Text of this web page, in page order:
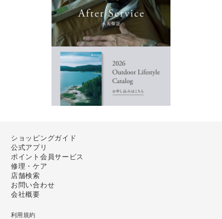
ショッピングガイド
公式アプリ
ポイント会員サービス
修理・ケア
店舗検索
お問い合わせ
会社概要
利用規約